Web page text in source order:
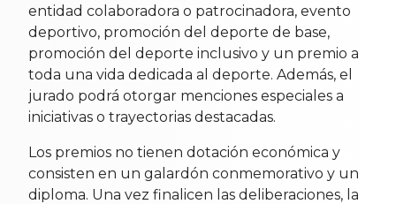
entidad colaboradora o patrocinadora, evento
deportivo, promoción del deporte de base,
promoción del deporte inclusivo y un premio a
toda una vida dedicada al deporte. Además, el
jurado podrá otorgar menciones especiales a
iniciativas o trayectorias destacadas.
Los premios no tienen dotación económica y
consisten en un galardón conmemorativo y un
diploma. Una vez finalicen las deliberaciones, la